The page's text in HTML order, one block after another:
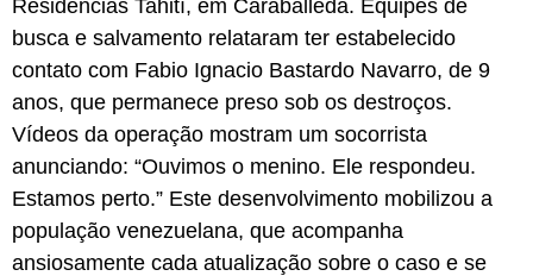
Residências Tahití, em Caraballeda. Equipes de
busca e salvamento relataram ter estabelecido
contato com Fabio Ignacio Bastardo Navarro, de 9
anos, que permanece preso sob os destroços.
Vídeos da operação mostram um socorrista
anunciando: “Ouvimos o menino. Ele respondeu.
Estamos perto.” Este desenvolvimento mobilizou a
população venezuelana, que acompanha
ansiosamente cada atualização sobre o caso e se